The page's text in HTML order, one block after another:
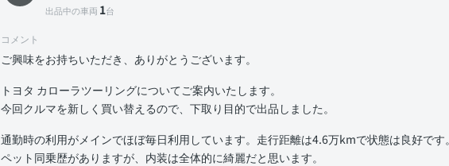
出品中の車両 1台
コメント
ご興味をお持ちいただき、ありがとうございます。
トヨタ カローラツーリングについてご案内いたします。
今回クルマを新しく買い替えるので、下取り目的で出品しました。
通勤時の利用がメインでほぼ毎日利用しています。走行距離は4.6万kmで状態は良好です。
ペット同乗歴がありますが、内装は全体的に綺麗だと思います。